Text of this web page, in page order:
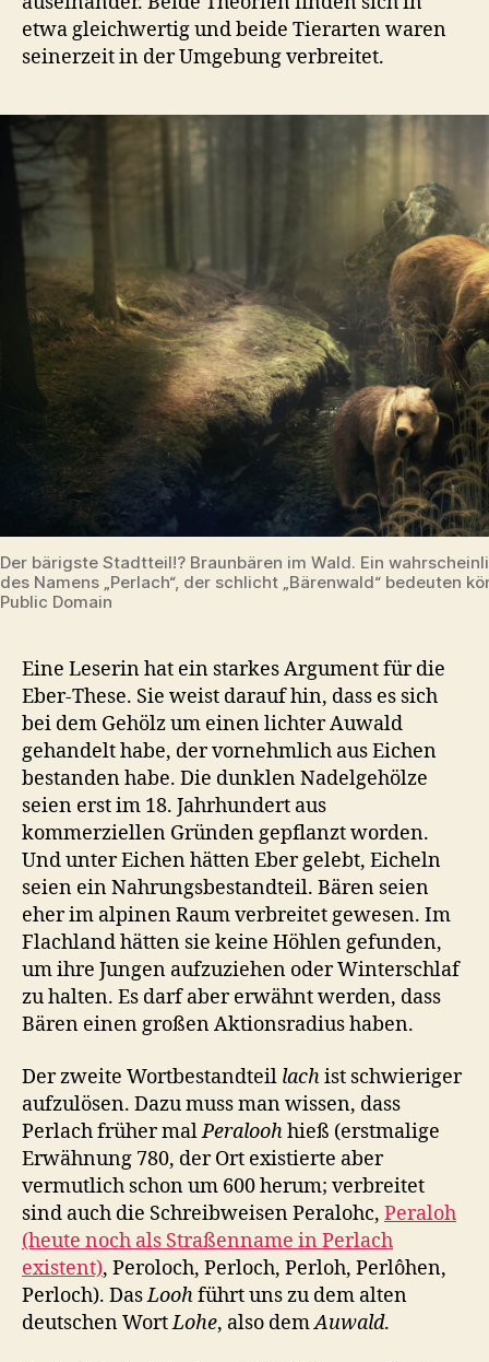
etwa gleichwertig und beide Tierarten waren
seinerzeit in der Umgebung verbreitet.
Der bärigste Stadtteil!? Braunbären im Wald. Ein
des Namens „Perlach“, der schlicht „Bärenwald“ bedeuten
Public Domain
Eine Leserin hat ein starkes Argument für die
Eber-These. Sie weist darauf hin, dass es sich
bei dem Gehölz um einen lichter Auwald
gehandelt habe, der vornehmlich aus Eichen
bestanden habe. Die dunklen Nadelgehölze
seien erst im 18. Jahrhundert aus
kommerziellen Gründen gepflanzt worden.
Und unter Eichen hätten Eber gelebt, Eicheln
seien ein Nahrungsbestandteil. Bären seien
eher im alpinen Raum verbreitet gewesen. Im
Flachland hätten sie keine Höhlen gefunden,
um ihre Jungen aufzuziehen oder Winterschlaf
zu halten. Es darf aber erwähnt werden, dass
Bären einen großen Aktionsradius haben.
Der zweite Wortbestandteil lachist schwieriger
aufzulösen. Dazu muss man wissen, dass
Perlach früher malPeraloohhieß (erstmalige
Erwähnung 780, der Ort existierte aber
vermutlich schon um 600 herum; verbreitet
sind auch die Schreibweisen Peralohc, Peraloh
(heute noch als Straßenname in Perlach
existent), Peroloch, Perloch, Perloh, Perlôhen,
Perloch). DasLoohführt uns zu dem alten
deutschen WortLohe, also demAuwald.